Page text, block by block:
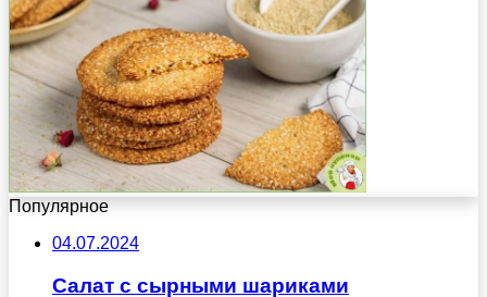
Популярное
04.07.2024
Салат с сырными шариками